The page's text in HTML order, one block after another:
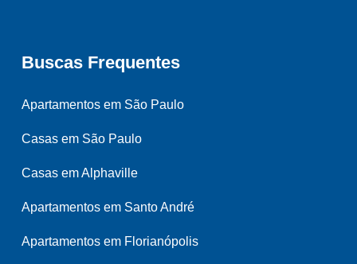
Buscas Frequentes
Apartamentos em São Paulo
Casas em São Paulo
Casas em Alphaville
Apartamentos em Santo André
Apartamentos em Florianópolis